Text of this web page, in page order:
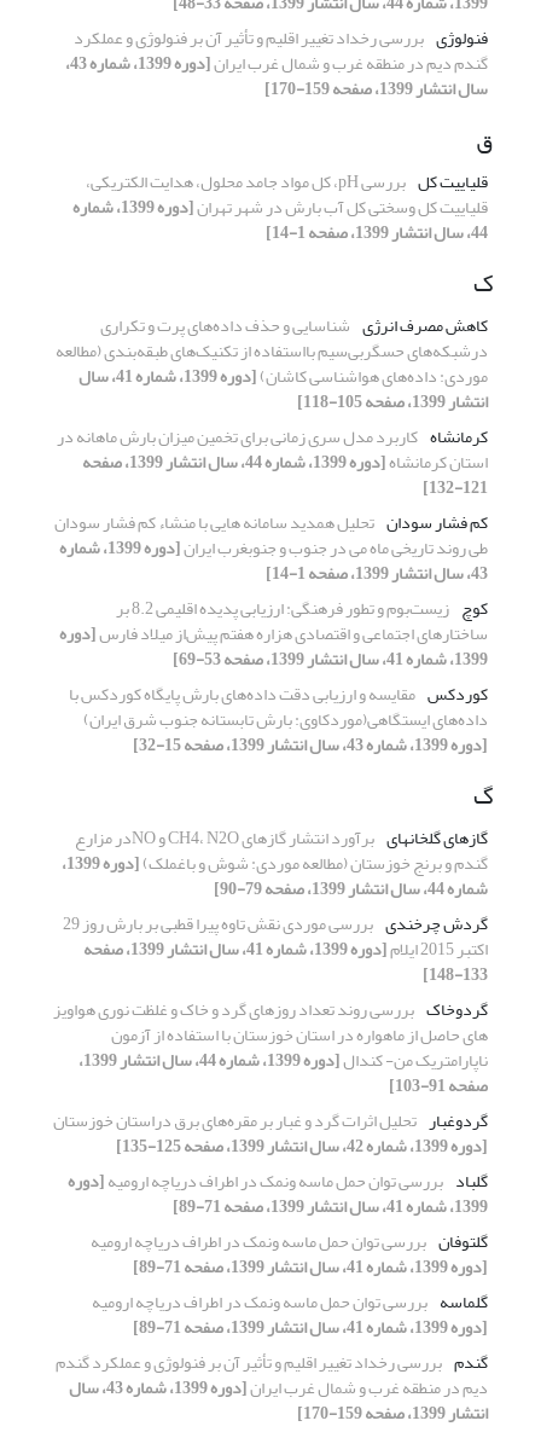
فنولوژی بررسی رخداد تغییر اقلیم و تأثیر آن بر فنولوژی و عملکرد
گندم دیم در منطقه غرب و شمال غرب ایران [دوره 1399، شماره 43،
سال انتشار 1399، صفحه 159-170]
ق
قلیاییت کل بررسی pH، کل مواد جامد محلول، هدایت الکتریکی،
قلیاییت کل وسختی کل آب بارش در شهر تهران [دوره 1399، شماره
44، سال انتشار 1399، صفحه 1-14]
ک
کاهش مصرف انرژی شناسایی و حذف داده‌های پرت و تکراری
درشبکه‌های حسگربی‌سیم با‌استفاده از تکنیک‌های طبقه‌بندی (مطالعه
موردی: داده‌های هواشناسی کاشان) [دوره 1399، شماره 41، سال
انتشار 1399، صفحه 105-118]
کرمانشاه کاربرد مدل سری زمانی برای تخمین میزان بارش ماهانه در
استان کرمانشاه [دوره 1399، شماره 44، سال انتشار 1399، صفحه
121-132]
کم فشار سودان تحلیل همدید سامانه هایی با منشاء کم فشار سودان
طی روند تاریخی ماه می در جنوب و جنوبغرب ایران [دوره 1399، شماره
43، سال انتشار 1399، صفحه 1-14]
کوچ
زیست‌بوم و تطور فرهنگی: ارزیابی پدیده اقلیمی 8.2 بر
ساختارهای اجتماعی و اقتصادی هزاره هفتم پیش‌از میلاد فارس[دوره
1399، شماره 41، سال انتشار 1399، صفحه 53-69]
کوردکس مقایسه و ارزیابی دقت داده‌های بارش پایگاه کوردکس با
داده‌های ایستگاهی(موردکاوی: بارش تابستانه جنوب شرق ایران)
[دوره 1399، شماره 43، سال انتشار 1399، صفحه 15-32]
گ
گازهای گلخانهای برآورد انتشار گازهای CH4، N2O و NOدر مزارع
گندم و برنج خوزستان (مطالعه موردی: شوش و باغملک) [دوره 1399،
شماره 44، سال انتشار 1399، صفحه 79-90]
گردش چرخندی
بررسی موردی نقش تاوه پیرا قطبی بر بارش روز 29
اکتبر 2015 ایلام [دوره 1399، شماره 41، سال انتشار 1399، صفحه
133-148]
گردوخاک بررسی روند تعداد روزهای گرد و خاک و غلظت نوری هواویز
های حاصل از ماهواره در استان خوزستان با استفاده از آزمون‌
ناپارامتریک من- کندال [دوره 1399، شماره 44، سال انتشار 1399،
صفحه 91-103]
گردوغبار تحلیل اثرات گرد و غبار بر مقره‌های برق دراستان خوزستان
[دوره 1399، شماره 42، سال انتشار 1399، صفحه 125-135]
گلباد بررسی توان حمل ماسه ونمک در اطراف دریاچه ارومیه[دوره
1399، شماره 41، سال انتشار 1399، صفحه 71-89]
گلتوفان بررسی توان حمل ماسه ونمک در اطراف دریاچه ارومیه
[دوره 1399، شماره 41، سال انتشار 1399، صفحه 71-89]
گلماسه بررسی توان حمل ماسه ونمک در اطراف دریاچه ارومیه
[دوره 1399، شماره 41، سال انتشار 1399، صفحه 71-89]
گندم بررسی رخداد تغییر اقلیم و تأثیر آن بر فنولوژی و عملکرد گندم
دیم در منطقه غرب و شمال غرب ایران [دوره 1399، شماره 43، سال
انتشار 1399، صفحه 159-170]